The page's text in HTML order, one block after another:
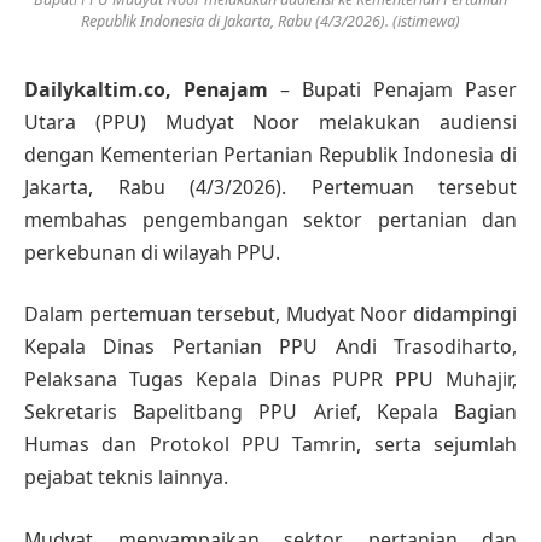
Republik Indonesia di Jakarta, Rabu (4/3/2026). (istimewa)
Dailykaltim.co, Penajam – Bupati Penajam Paser
Utara (PPU) Mudyat Noor melakukan audiensi
dengan Kementerian Pertanian Republik Indonesia di
Jakarta, Rabu (4/3/2026). Pertemuan tersebut
membahas pengembangan sektor pertanian dan
perkebunan di wilayah PPU.
Dalam pertemuan tersebut, Mudyat Noor didampingi
Kepala Dinas Pertanian PPU Andi Trasodiharto,
Pelaksana Tugas Kepala Dinas PUPR PPU Muhajir,
Sekretaris Bapelitbang PPU Arief, Kepala Bagian
Humas dan Protokol PPU Tamrin, serta sejumlah
pejabat teknis lainnya.